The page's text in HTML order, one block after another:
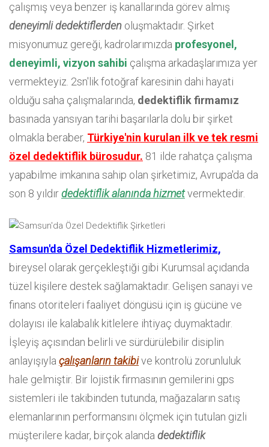
çalışmış veya benzer iş kanallarında görev almış
deneyimli dedektiflerden oluşmaktadır. Şirket
misyonumuz gereği, kadrolarımızda profesyonel,
deneyimli, vizyon sahibi çalışma arkadaşlarımıza yer
vermekteyiz. 2sn'lik fotoğraf karesinin dahi hayati
olduğu saha çalışmalarında, dedektiflik firmamız
basınada yansıyan tarihi başarılarla dolu bir şirket
olmakla beraber, Türkiye'nin kurulan ilk ve tek resmi
özel dedektiflik bürosudur. 81 ilde rahatça çalışma
yapabilme imkanına sahip olan şirketimiz, Avrupa'da da
son 8 yıldırdedektiflik alanında hizmetvermektedir.
Samsun'da Özel Dedektiflik Hizmetlerimiz,
bireysel olarak gerçekleştiği gibi Kurumsal açıdanda
tüzel kişilere destek sağlamaktadır. Gelişen sanayi ve
finans otoriteleri faaliyet döngüsü için iş gücüne ve
dolayısı ile kalabalık kitlelere ihtiyaç duymaktadır.
İşleyiş açısından belirli ve sürdürülebilir disiplin
anlayışıyla çalışanların takibive kontrolü zorunluluk
hale gelmiştir. Bir lojistik firmasının gemilerini gps
sistemleri ile takibinden tutunda, mağazaların satış
elemanlarının performansını ölçmek için tutulan gizli
müşterilere kadar, birçok alanda dedektiflik